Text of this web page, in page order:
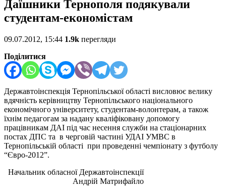
Даїшники Тернополя подякували
студентам-економістам
09.07.2012, 15:44 1.9k перегляди
Поділитися
Державтоінспекція Тернопільської області висловює велику
вдячність керівництву Тернопільського національного
економічного університету, студентам-волонтерам, а також
їхнім педагогам за надану кваліфіковану допомогу
працівникам ДАІ під час несення служби на стаціонарних
постах ДПС та в черговій частині УДАІ УМВС в
Тернопільській області при проведенні чемпіонату з футболу
“Євро-2012”.
Начальник обласної Державтоінспекції
Андрій Матрифайло